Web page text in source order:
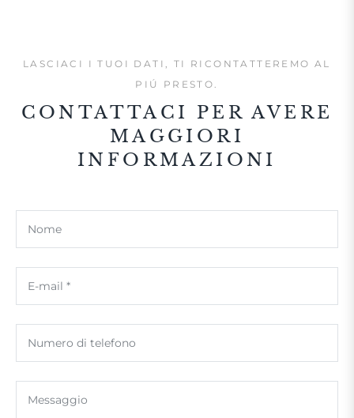
LASCIACI I TUOI DATI, TI RICONTATTEREMO AL
PIÚ PRESTO.
CONTATTACI PER AVERE
MAGGIORI
INFORMAZIONI
Nome
E-mail *
Numero di telefono
Messaggio